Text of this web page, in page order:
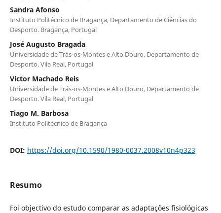
Sandra Afonso
Instituto Politécnico de Bragança, Departamento de Ciências do
Desporto. Bragança, Portugal
José Augusto Bragada
Universidade de Trás-os-Montes e Alto Douro, Departamento de
Desporto. Vila Real, Portugal
Victor Machado Reis
Universidade de Trás-os-Montes e Alto Douro, Departamento de
Desporto. Vila Real, Portugal
Tiago M. Barbosa
Instituto Politécnico de Bragança
DOI: https://doi.org/10.1590/1980-0037.2008v10n4p323
Resumo
Foi objectivo do estudo comparar as adaptações fisiológicas